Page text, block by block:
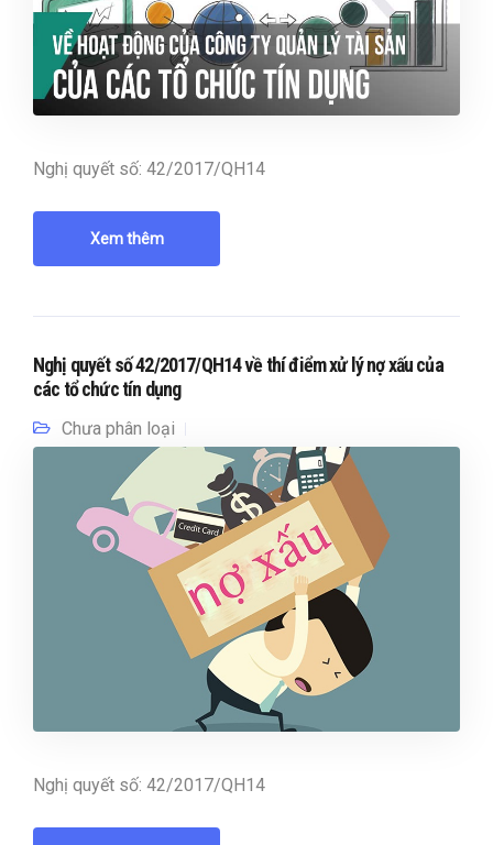
Nghị quyết số: 42/2017/QH14
Xem thêm
Nghị quyết số 42/2017/QH14 về thí điểm xử lý nợ xấu của
các tổ chức tín dụng
Chưa phân loại
Nghị quyết số: 42/2017/QH14